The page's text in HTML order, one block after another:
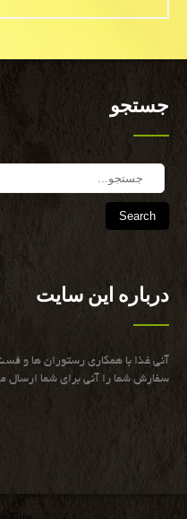
جستجو
درباره این سایت
آنی غذا با همكاری رستوران ها و
سفارش شما را آنی برای شما ارسال